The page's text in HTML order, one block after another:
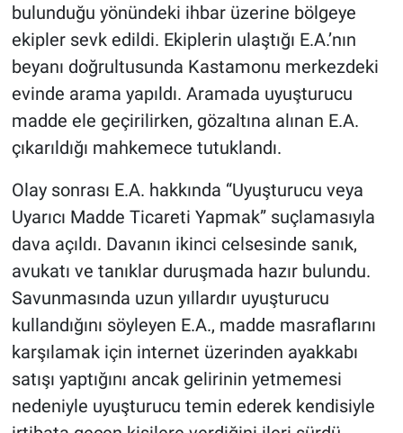
bulunduğu yönündeki ihbar üzerine bölgeye
ekipler sevk edildi. Ekiplerin ulaştığı E.A.’nın
beyanı doğrultusunda Kastamonu merkezdeki
evinde arama yapıldı. Aramada uyuşturucu
madde ele geçirilirken, gözaltına alınan E.A.
çıkarıldığı mahkemece tutuklandı.
Olay sonrası E.A. hakkında “Uyuşturucu veya
Uyarıcı Madde Ticareti Yapmak” suçlamasıyla
dava açıldı. Davanın ikinci celsesinde sanık,
avukatı ve tanıklar duruşmada hazır bulundu.
Savunmasında uzun yıllardır uyuşturucu
kullandığını söyleyen E.A., madde masraflarını
karşılamak için internet üzerinden ayakkabı
satışı yaptığını ancak gelirinin yetmemesi
nedeniyle uyuşturucu temin ederek kendisiyle